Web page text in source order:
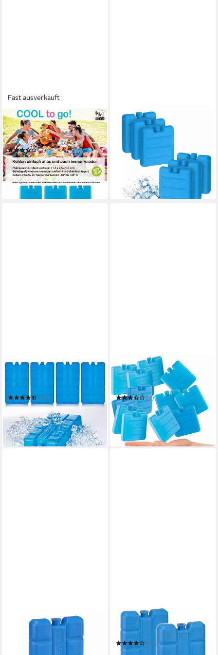
Fast ausverkauft
BIGDEAN
Kühlakku 6x Mini Kühlakkus
7,5cm klein perfekt für
Kühltasche Brotdose Lunch
(7)
10,80 € UVP13,99 €
(30,00 €/ 1 kg)
-23%
in 4-5 Werktagen bei dir
SPETEBO
Kühlakku Mini Kühlakkus 6er
Set in blau - je 8 x 7 cm
7,99 €
in 3-4 Werktagen bei dir
BIGDEAN
200ml 12h Kühlung für
Kühltasche & Kühlbox Made i
(16)
ab 10,39 € UVP13,49 €
-23%
in 4-5 Werktagen bei dir
BIGDEAN
Kühlakku 12x Mini Kühlakkus
7,5cm klein perfekt für
Kühltasche Brotdose Lunc
(7)
13,64 € UVP 17,99 €
(18,94 €/ 1 kg)
-24%
leider ausverkauft
Kühlakku Kühlakku 400g
in 9-11 Werktagen bei dir
HAUSHALT INTERNATIONAL
Kühlakku Kühlakku 200g 2er
Set Farbe: Blau
(1)
2,15 €